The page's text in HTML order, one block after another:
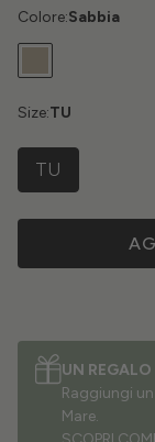
Colore:Sabbia
Size:TU
TU
UN REGALO
Raggiungi
Mare.